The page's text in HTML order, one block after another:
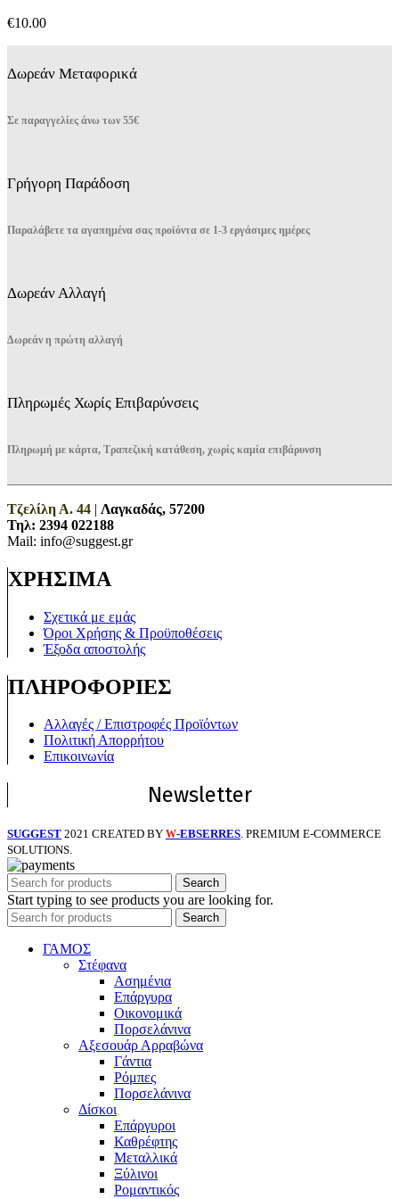
επιλεγούν
στη
του
προϊόντος
€10.00
Δωρεάν Μεταφορικά
Σε παραγγελίες άνω των 55€
Γρήγορη Παράδοση
Παραλάβετε τα αγαπημένα σας προϊόντα σε 1-3 εργάσιμες ημέρες
Δωρεάν Αλλαγή
Δωρεάν η πρώτη αλλαγή
Πληρωμές Χωρίς Επιβαρύνσεις
Πληρωμή με κάρτα, Τραπεζική κατάθεση, χωρίς καμία επιβάρυνση
Τζελίλη Α. 44 | Λαγκαδάς, 57200
Τηλ: 2394 022188
Mail: info@suggest.gr
ΧΡΗΣΙΜΑ
Σχετικά με εμάς
Όροι Χρήσης & Προϋποθέσεις
Έξοδα αποστολής
ΠΛΗΡΟΦΟΡΙΕΣ
Αλλαγές / Επιστροφές Προϊόντων
Πολιτική Απορρήτου
Επικοινωνία
Newsletter
SUGGEST 2021 CREATED BY W-EBSERRES. PREMIUM E-COMMERCE
SOLUTIONS.
Search
Start typing to see products you are looking for.
Search
ΓΑΜΟΣ
Στέφανα
Ασημένια
Επάργυρα
Οικονομικά
Πορσελάνινα
Αξεσουάρ Αρραβώνα
Γάντια
Ρόμπες
Πορσελάνινα
Δίσκοι
Επάργυροι
Καθρέφτης
Μεταλλικά
Ξύλινοι
Ρομαντικός